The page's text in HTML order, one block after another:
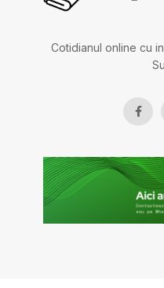
Cotidianul online cu